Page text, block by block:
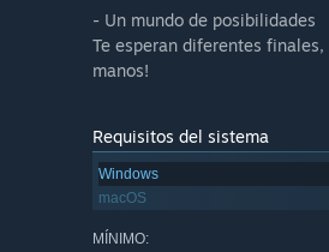
- Un mundo de posibilidades
Te esperan diferentes
manos!
Requisitos del sistema
Windows
macOS
MÍNIMO: